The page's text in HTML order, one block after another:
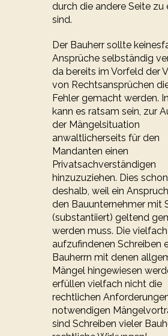
durch die andere Seite zu
sind.
Der Bauherr sollte
Ansprüche selbständig
da bereits im Vorfeld der
von Rechtsansprüchen
Fehler gemacht werden.
kann es ratsam sein, zur
der Mängelsituation
anwaltlicherseits für den
Mandanten einen
Privatsachverständigen
hinzuzuziehen. Dies
deshalb, weil ein
den Bauunternehmer mit
(substantiiert) geltend
werden muss. Die vielfach
aufzufindenen Schreiben
Bauherrn mit denen
Mängel hingewiesen
erfüllen vielfach nicht die
rechtlichen
notwendigen
sind Schreiben vieler